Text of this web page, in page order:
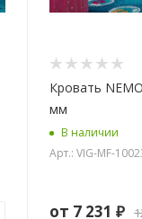
Кровать
мм
В наличии
Арт.: VIG-MF-
от 7 231 ₽